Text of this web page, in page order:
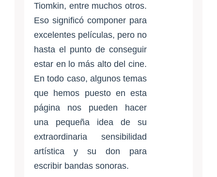
Tiomkin, entre muchos otros.
Eso significó componer para
excelentes películas, pero no
hasta el punto de conseguir
estar en lo más alto del cine.
En todo caso, algunos temas
que hemos puesto en esta
página nos pueden hacer
una pequeña idea de su
extraordinaria sensibilidad
artística y su don para
escribir bandas sonoras.